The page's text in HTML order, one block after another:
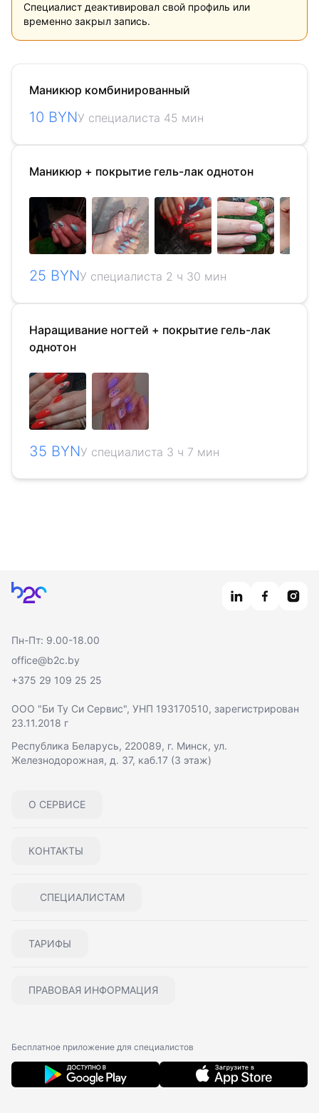
Специалист деактивировал свой профиль или
временно закрыл запись.
Маникюр комбинированный
10 BYNУ специалиста 45 мин
Маникюр + покрытие гель-лак однотон
25 BYNУ специалиста 2 ч 30 мин
Наращивание ногтей + покрытие гель-лак
однотон
35 BYNУ специалиста 3 ч 7 мин
Главная
Пн-Пт: 9.00-18.00
office@b2c.by
+375 29 109 25 25
О СЕРВИСЕ
КОНТАКТЫ
СПЕЦИАЛИСТАМ
ТАРИФЫ
ПРАВОВАЯ ИНФОРМАЦИЯ
ООО "Би Ту Си Сервис", УНП 193170510, зарегистрирован
23.11.2018 г
Республика Беларусь, 220089, г. Минск, ул.
Железнодорожная, д. 37, каб.17 (3 этаж)
Бесплатное приложение для специалистов